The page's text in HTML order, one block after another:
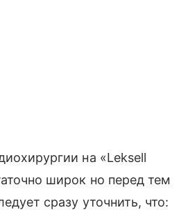
на «Leksell
широк но перед тем
сразу уточнить, что: